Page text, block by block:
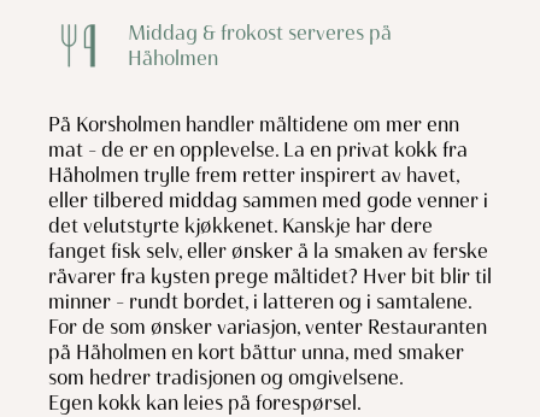
Middag & frokost serveres på
Håholmen
På Korsholmen handler måltidene om mer enn
mat – de er en opplevelse. La en privat kokk fra
Håholmen trylle frem retter inspirert av havet,
eller tilbered middag sammen med gode venner i
det velutstyrte kjøkkenet. Kanskje har dere
fanget fisk selv, eller ønsker å la smaken av ferske
råvarer fra kysten prege måltidet? Hver bit blir til
minner – rundt bordet, i latteren og i samtalene.
For de som ønsker variasjon, venter Restauranten
på Håholmen en kort båttur unna, med smaker
som hedrer tradisjonen og omgivelsene.
Egen kokk kan leies på forespørsel.